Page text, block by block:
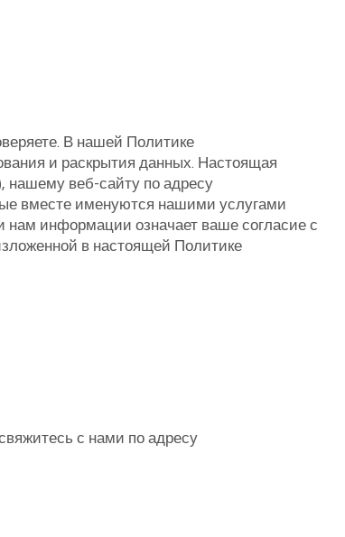
В нашей Политике
и раскрытия данных. Настоящая
нашему веб-сайту по адресу
вместе именуются нашими услугами
нам информации означает ваше согласие с
в настоящей Политике
с нами по адресу